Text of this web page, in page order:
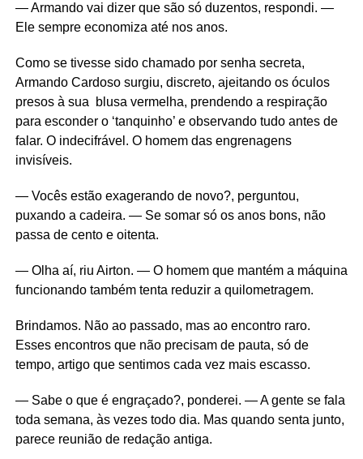
— Armando vai dizer que são só duzentos, respondi. —
Ele sempre economiza até nos anos.
Como se tivesse sido chamado por senha secreta,
Armando Cardoso surgiu, discreto, ajeitando os óculos
presos à sua blusa vermelha, prendendo a respiração
para esconder o ‘tanquinho’ e observando tudo antes de
falar. O indecifrável. O homem das engrenagens
invisíveis.
— Vocês estão exagerando de novo?, perguntou,
puxando a cadeira. — Se somar só os anos bons, não
passa de cento e oitenta.
— Olha aí, riu Airton. — O homem que mantém a máquina
funcionando também tenta reduzir a quilometragem.
Brindamos. Não ao passado, mas ao encontro raro.
Esses encontros que não precisam de pauta, só de
tempo, artigo que sentimos cada vez mais escasso.
— Sabe o que é engraçado?, ponderei. — A gente se fala
toda semana, às vezes todo dia. Mas quando senta junto,
parece reunião de redação antiga.